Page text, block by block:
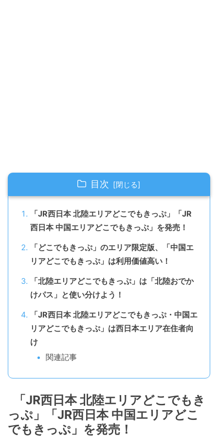
目次
「JR西日本 北陸エリアどこでもきっぷ」「JR
西日本 中国エリアどこでもきっぷ」を発売！
「どこでもきっぷ」のエリア限定版、「中国エ
リアどこでもきっぷ」は利用価値高い！
「北陸エリアどこでもきっぷ」は「北陸おでか
けパス」と使い分けよう！
「JR西日本 北陸エリアどこでもきっぷ・中国エ
リアどこでもきっぷ」は西日本エリア在住者向
け
関連記事
「JR西日本 北陸エリアどこでもき
っぷ」「JR西日本 中国エリアどこ
でもきっぷ」を発売！